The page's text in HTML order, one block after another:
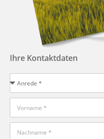
Ihre Kontaktdaten